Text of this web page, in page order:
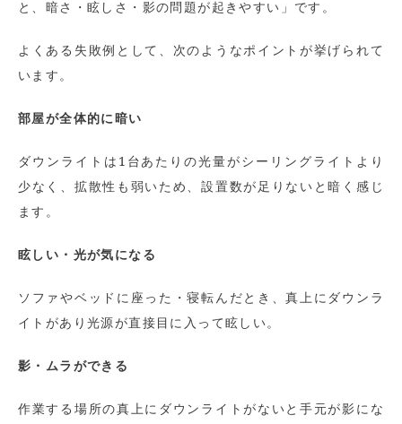
と、暗さ・眩しさ・影の問題が起きやすい」です。
よくある失敗例として、次のようなポイントが挙げられて
います。
部屋が全体的に暗い
ダウンライトは1台あたりの光量がシーリングライトより
少なく、拡散性も弱いため、設置数が足りないと暗く感じ
ます。
眩しい・光が気になる
ソファやベッドに座った・寝転んだとき、真上にダウンラ
イトがあり光源が直接目に入って眩しい。
影・ムラができる
作業する場所の真上にダウンライトがないと手元が影にな